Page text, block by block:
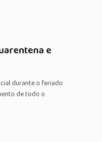
e
durante o feriado
de todo o